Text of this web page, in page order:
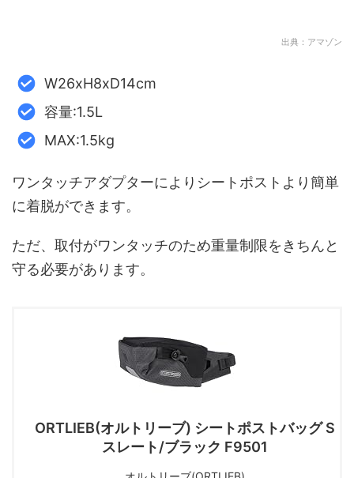
出典：アマゾン
W26xH8xD14cm
容量:1.5L
MAX:1.5kg
ワンタッチアダプターによりシートポストより簡単
に着脱ができます。
ただ、取付がワンタッチのため重量制限をきちんと
守る必要があります。
ORTLIEB(オルトリーブ) シートポストバッグ S
スレート/ブラック F9501